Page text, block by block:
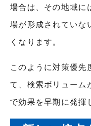
場合は、その地域に
場が形成されていな
くなります。
このように対策優先
て、検索ボリューム
で効果を早期に発揮